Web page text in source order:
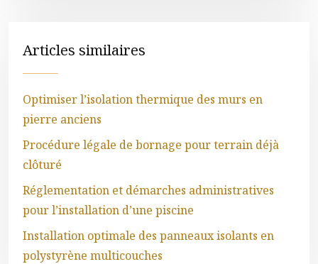
Articles similaires
Optimiser l’isolation thermique des murs en
pierre anciens
Procédure légale de bornage pour terrain déjà
clôturé
Réglementation et démarches administratives
pour l’installation d’une piscine
Installation optimale des panneaux isolants en
polystyrène multicouches